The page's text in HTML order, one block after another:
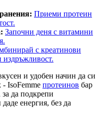
Приеми протеин
Започни деня с витамини
с креатинови
издръжливост.
и удобен начин да си
IsoFemme протеинов бар
за да подкрепи
енергия, без да